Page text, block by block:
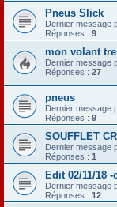
Pneus Slick
Dernier message
Réponses : 9
mon volant
Dernier message
Réponses : 27
pneus
Dernier message
Réponses : 9
SOUFFLET
Dernier message
Réponses : 1
Edit 02/11/18
Dernier message
Réponses : 12